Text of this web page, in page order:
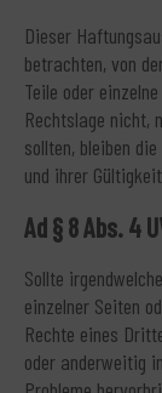
Dieser
betrachten, von
Teile oder
Rechtslage nicht,
sollten, bleiben
und ihrer
Ad § 8 Abs. 4
Sollte
einzelner Seiten
Rechte eines
oder anderweitig